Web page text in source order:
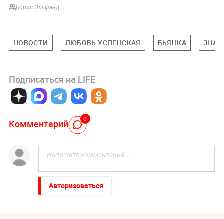
Борис Эльфанд
НОВОСТИ ЛЮБОВЬ УСПЕНСКАЯ БЬЯНКА
Подписаться на LIFE
Комментарий 0
Авторизоваться